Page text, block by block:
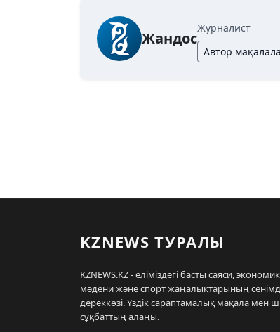
Жандос
Журналист
Автор
KZNEWS ТУРАЛЫ
KZNEWS.KZ - еліміздегі басты саяси,
мәдени және спорт жаңалықтарының
дереккөзі. Үздік сараптамалық мақала мен
сұқбаттың алаңы.